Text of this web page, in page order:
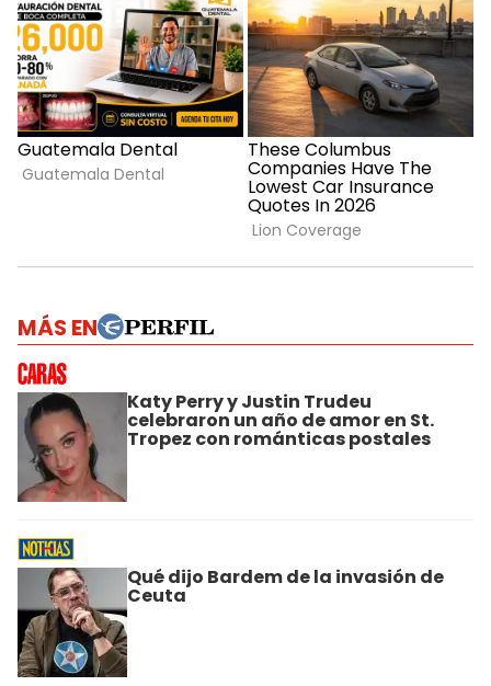
MÁS EN
Katy Perry y Justin Trudeu
celebraron un año de amor en St.
Tropez con románticas postales
Qué dijo Bardem de la invasión de
Ceuta